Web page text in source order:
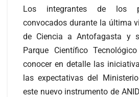
Los integrantes de los
convocados durante la última
de Ciencia a Antofagasta y
Parque Científico
conocer en detalle las
las expectativas del
este nuevo instrumento de